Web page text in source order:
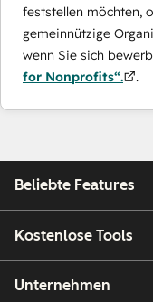
feststellen möchten,
gemeinnützige
wenn Sie sich
for Nonprofits“.
.
Beliebte Features
Kostenlose Tools
Unternehmen